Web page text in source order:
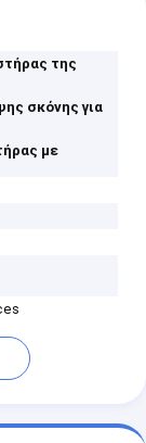
της
σκόνης για
με